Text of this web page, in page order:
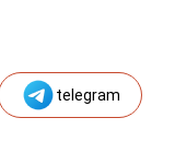
telegram